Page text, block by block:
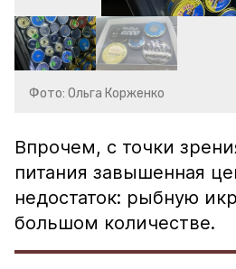
Фото: Ольга Корженко
Впрочем, с точки
питания завышенная
недостаток: рыбную
большом количестве.